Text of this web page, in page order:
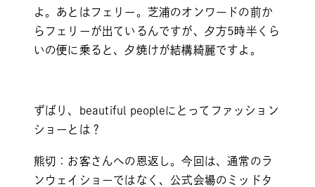
よ。あとはフェリー。芝浦のオンワードの前か
らフェリーが出ているんですが、夕方5時半くら
いの便に乗ると、夕焼けが結構綺麗ですよ。
ずばり、beautiful peopleにとってファッション
ショーとは？
熊切：お客さんへの恩返し。今回は、通常のラ
ンウェイショーではなく、公式会場のミッドタ